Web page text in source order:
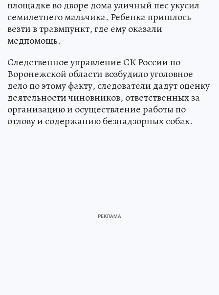
площадке во дворе дома уличный пес укусил
семилетнего мальчика. Ребенка пришлось
везти в травмпункт, где ему оказали
медпомощь.
Следственное управление СК России по
Воронежской области возбудило уголовное
дело по этому факту, следователи дадут оценку
деятельности чиновников, ответственных за
организацию и осуществление работы по
отлову и содержанию безнадзорных собак.